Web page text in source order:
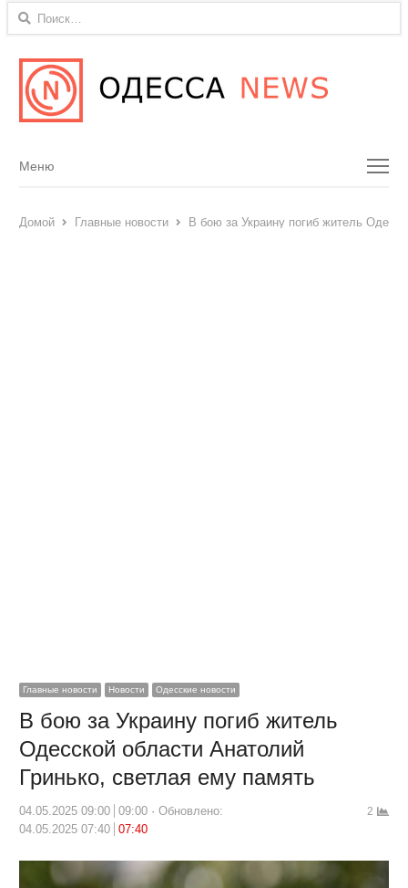
Найти:
Menu
Меню
Домой Главные новости В бою за Украину погиб житель
Главные новости Новости Одесские новости
В бою за Украину погиб житель
Одесской области Анатолий
Гринько, светлая ему память
04.05.2025 09:00 09:00
Обновлено:
04.05.2025 07:40
07:40
2